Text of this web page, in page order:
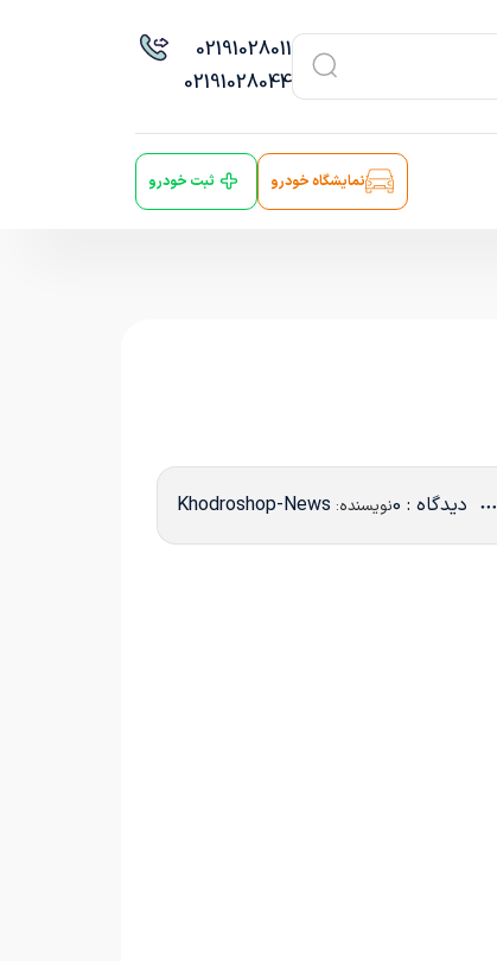
02191028011
02191028044
نمایشگاه خودرو ثبت خودرو
دیدگاه : 0 نویسنده: Khodroshop-News